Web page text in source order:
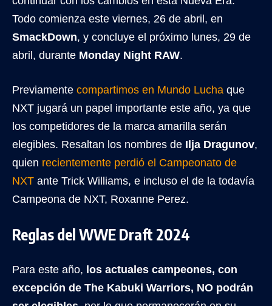
Todo comienza este viernes, 26 de abril, en
SmackDown, y concluye el próximo lunes, 29 de
abril, durante Monday Night RAW.
Previamente compartimos en Mundo Lucha que
NXT jugará un papel importante este año, ya que
los competidores de la marca amarilla serán
elegibles. Resaltan los nombres de Ilja Dragunov,
quien recientemente perdió el Campeonato de
NXT ante Trick Williams, e incluso el de la todavía
Campeona de NXT, Roxanne Perez.
Reglas del WWE Draft 2024
Para este año, los actuales campeones, con
excepción de The Kabuki Warriors, NO podrán